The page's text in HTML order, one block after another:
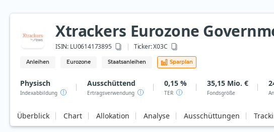
Xtrackers Eurozone
ISIN: LU0614173895 Ticker:X03C
Anleihen Eurozone Staatsanleihen Sparplan
Physisch
Indexabbildung
Ausschüttend
Ertragsverwendung
0,15 %
TER
35,15 Mio. €
Fondsgröße
Überblick Chart Allokation Analyse Ausschüttungen